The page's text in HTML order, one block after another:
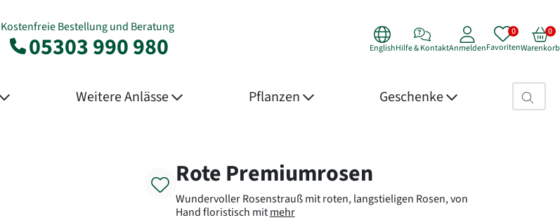
Kostenfreie Bestellung und Beratung
05303 990 980 EnglishHilfe & KontaktAnmeldenFavoritenWarenkorb
Weitere Anlässe Pflanzen Geschenke Suchfeld>
Product Details
Rote Premiumrosen
Wundervoller Rosenstrauß mit roten, langstieligen Rosen, von
Hand floristisch mitmehr